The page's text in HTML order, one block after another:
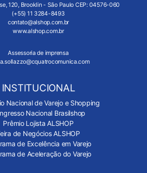
120, Brooklin - São Paulo CEP: 04576-060
(+55) 11 3284-8493
contato@alshop.com.br
www.alshop.com.br
Assessoria de imprensa
INSTITUCIONAL
Nacional de Varejo e Shopping
Nacional Brasilshop
Prêmio Lojista ALSHOP
de Negócios ALSHOP
de Excelência em Varejo
de Aceleração do Varejo